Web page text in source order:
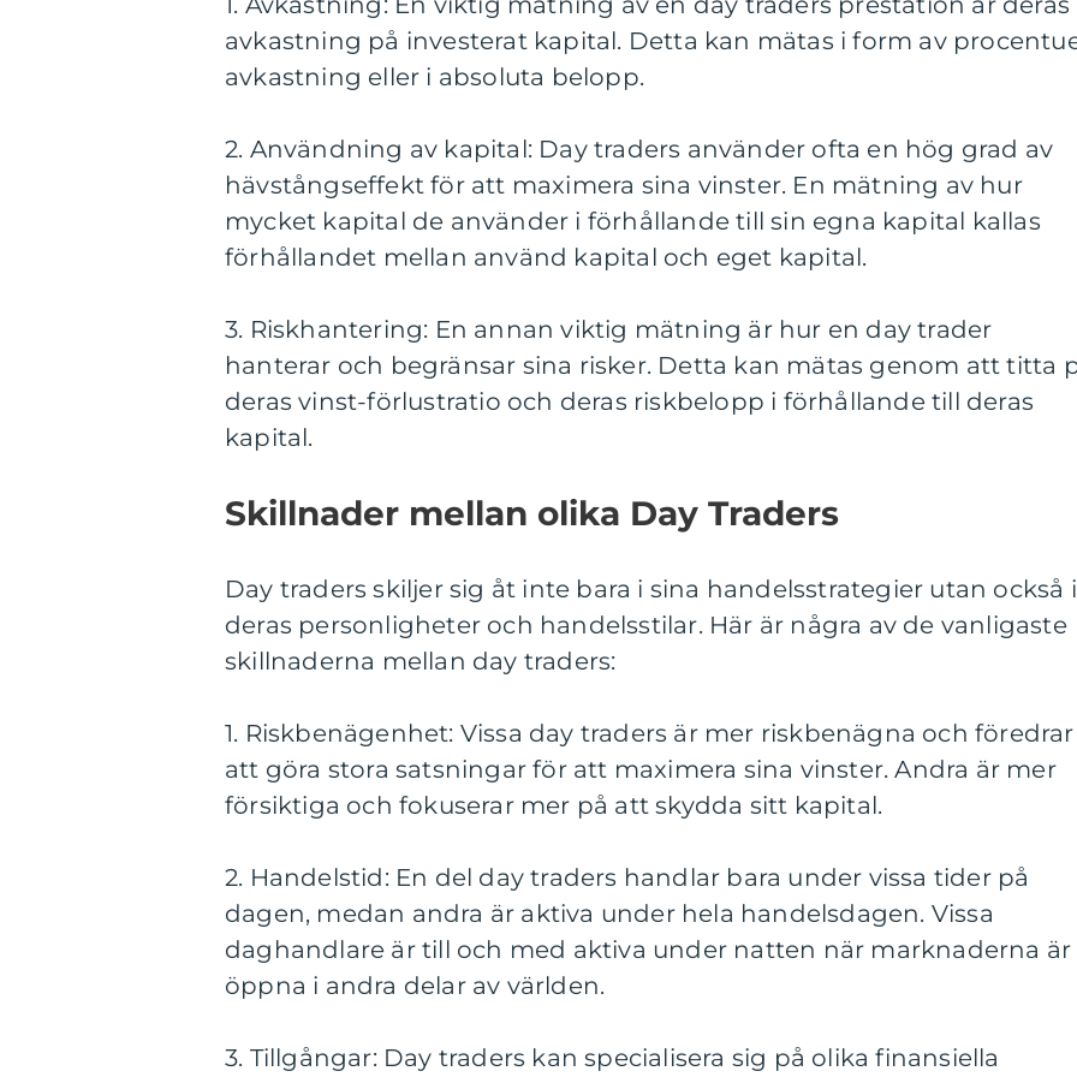
avkastning på investerat kapital. Detta kan mätas i form av
avkastning eller i absoluta belopp.
2. Användning av kapital: Day traders använder ofta en hög grad av
hävstångseffekt för att maximera sina vinster. En mätning av hur
mycket kapital de använder i förhållande till sin egna kapital kallas
förhållandet mellan använd kapital och eget kapital.
3. Riskhantering: En annan viktig mätning är hur en day trader
hanterar och begränsar sina risker. Detta kan mätas genom att titta
deras vinst-förlustratio och deras riskbelopp i förhållande till deras
kapital.
Skillnader mellan olika Day Traders
Day traders skiljer sig åt inte bara i sina handelsstrategier utan också i
deras personligheter och handelsstilar. Här är några av de vanligaste
skillnaderna mellan day traders:
1. Riskbenägenhet: Vissa day traders är mer riskbenägna och föredrar
att göra stora satsningar för att maximera sina vinster. Andra är mer
försiktiga och fokuserar mer på att skydda sitt kapital.
2. Handelstid: En del day traders handlar bara under vissa tider på
dagen, medan andra är aktiva under hela handelsdagen. Vissa
daghandlare är till och med aktiva under natten när marknaderna är
öppna i andra delar av världen.
3. Tillgångar: Day traders kan specialisera sig på olika finansiella